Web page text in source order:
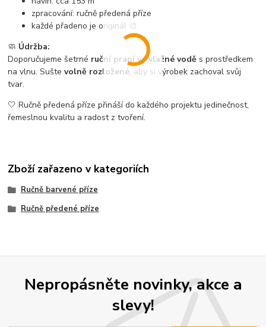
zpracování: ručně předená příze
každé přadeno je originál 🎨
🧼 Údržba:
Doporučujeme šetrné ruční praní ve vlažné vodě s prostředkem
na vlnu. Suštevolně rozložené, aby si výrobek zachoval svůj
tvar.
🤍 Ručně předená příze přináší do každého projektu jedinečnost,
řemeslnou kvalitu a radost z tvoření.
Zboží zařazeno v kategoriích
Ručně barvené příze
Ručně předené příze
Nepropásněte novinky, akce a
slevy!